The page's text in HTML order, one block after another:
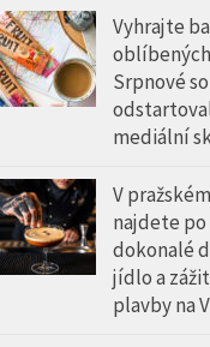
Vyhrajte
Srpnové
mediální
V
najdete
dokonalé
jídlo a
plavby na